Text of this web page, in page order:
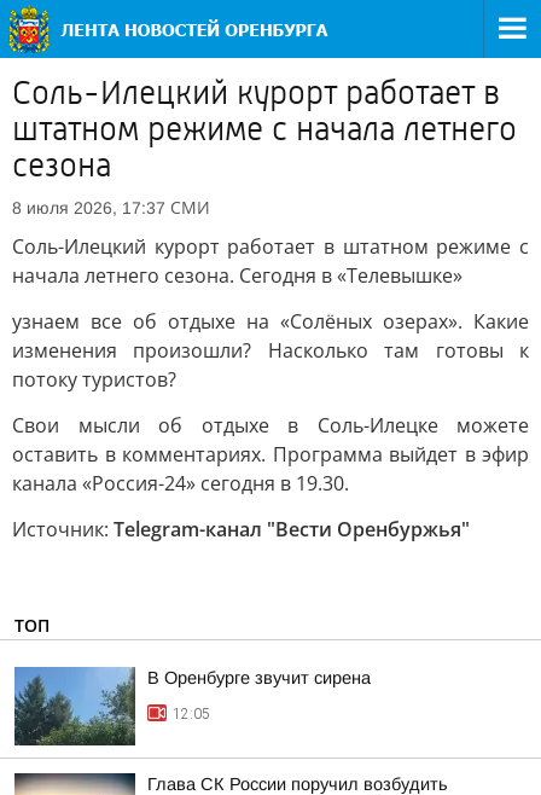
Соль-Илецкий курорт работает в
штатном режиме с начала летнего
сезона
8 июля 2026, 17:37 СМИ
Соль-Илецкий курорт работает в штатном режиме с
начала летнего сезона. Сегодня в «Телевышке»
узнаем все об отдыхе на «Солёных озерах». Какие
изменения произошли? Насколько там готовы к
потоку туристов?
Свои мысли об отдыхе в Соль-Илецке можете
оставить в комментариях. Программа выйдет в эфир
канала «Россия-24» сегодня в 19.30.
Источник: Telegram-канал "Вести Оренбуржья"
ТОП
В Оренбурге звучит сирена
12:05
Глава СК России поручил возбудить